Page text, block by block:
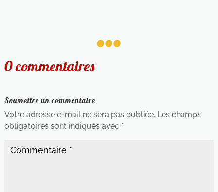
...
0 commentaires
Soumettre un commentaire
Votre adresse e-mail ne sera pas publiée. Les champs
obligatoires sont indiqués avec *